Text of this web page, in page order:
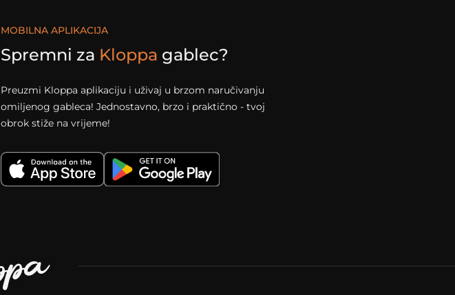
MOBILNA APLIKACIJA
Spremni za Kloppa gablec?
Preuzmi Kloppa aplikaciju i uživaj u brzom naručivanju
omiljenog gableca! Jednostavno, brzo i praktično - tvoj
obrok stiže na vrijeme!